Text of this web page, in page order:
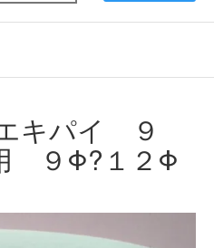
キパイ ９
９Φ?１２Φ